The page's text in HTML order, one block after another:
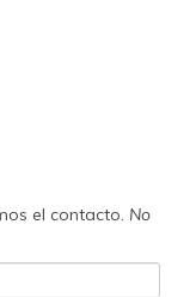
el contacto. No